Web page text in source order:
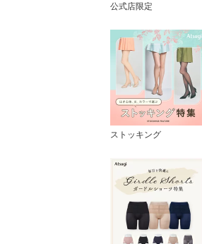
公式店限定
ストッキング